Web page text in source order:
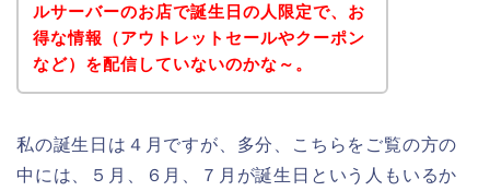
ルサーバーのお店で誕生日の人限定で、お
得な情報（アウトレットセールやクーポン
など）を配信していないのかな～。
私の誕生日は４月ですが、多分、こちらをご覧の方の
中には、５月、６月、７月が誕生日という人もいるか